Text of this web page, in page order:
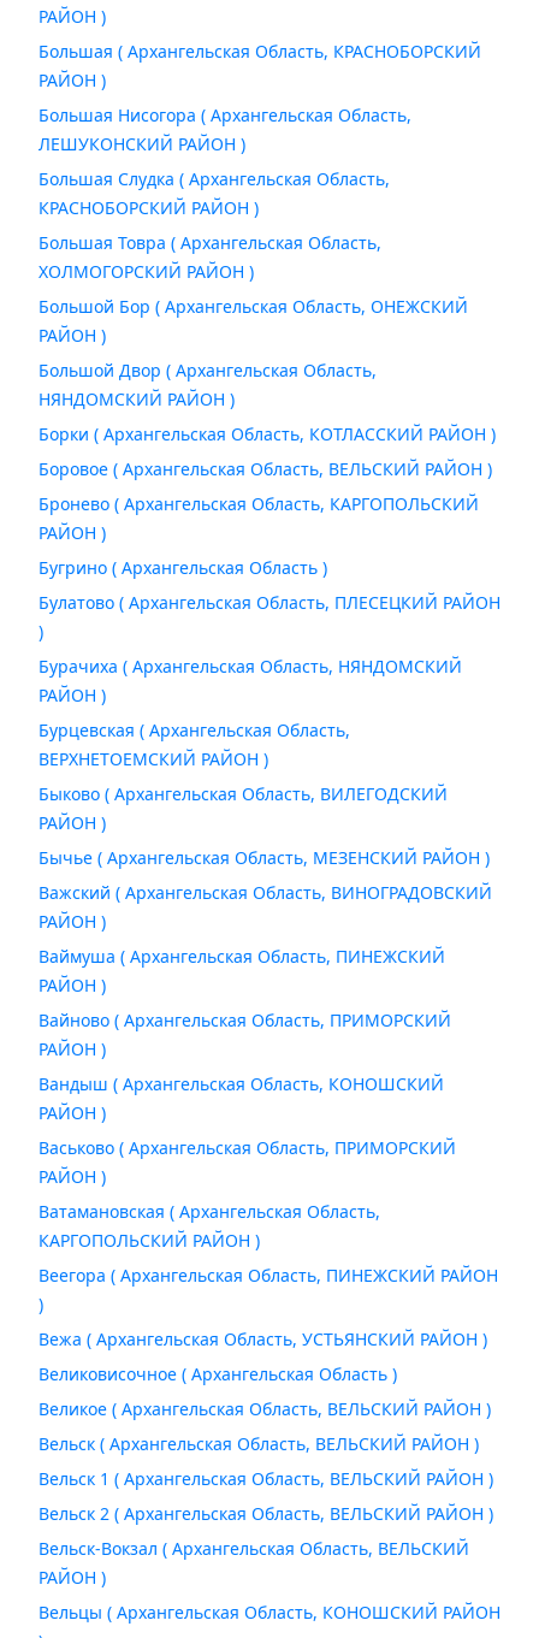
РАЙОН )
Большая ( Архангельская Область, КРАСНОБОРСКИЙ
РАЙОН )
Большая Нисогора ( Архангельская Область,
ЛЕШУКОНСКИЙ РАЙОН )
Большая Слудка ( Архангельская Область,
КРАСНОБОРСКИЙ РАЙОН )
Большая Товра ( Архангельская Область,
ХОЛМОГОРСКИЙ РАЙОН )
Большой Бор ( Архангельская Область, ОНЕЖСКИЙ
РАЙОН )
Большой Двор ( Архангельская Область,
НЯНДОМСКИЙ РАЙОН )
Борки ( Архангельская Область, КОТЛАССКИЙ РАЙОН )
Боровое ( Архангельская Область, ВЕЛЬСКИЙ РАЙОН )
Бронево ( Архангельская Область, КАРГОПОЛЬСКИЙ
РАЙОН )
Бугрино ( Архангельская Область )
Булатово ( Архангельская Область, ПЛЕСЕЦКИЙ РАЙОН
)
Бурачиха ( Архангельская Область, НЯНДОМСКИЙ
РАЙОН )
Бурцевская ( Архангельская Область,
ВЕРХНЕТОЕМСКИЙ РАЙОН )
Быково ( Архангельская Область, ВИЛЕГОДСКИЙ
РАЙОН )
Бычье ( Архангельская Область, МЕЗЕНСКИЙ РАЙОН )
Важский ( Архангельская Область, ВИНОГРАДОВСКИЙ
РАЙОН )
Ваймуша ( Архангельская Область, ПИНЕЖСКИЙ
РАЙОН )
Вайново ( Архангельская Область, ПРИМОРСКИЙ
РАЙОН )
Вандыш ( Архангельская Область, КОНОШСКИЙ
РАЙОН )
Васьково ( Архангельская Область, ПРИМОРСКИЙ
РАЙОН )
Ватамановская ( Архангельская Область,
КАРГОПОЛЬСКИЙ РАЙОН )
Веегора ( Архангельская Область, ПИНЕЖСКИЙ РАЙОН
)
Вежа ( Архангельская Область, УСТЬЯНСКИЙ РАЙОН )
Великовисочное ( Архангельская Область )
Великое ( Архангельская Область, ВЕЛЬСКИЙ РАЙОН )
Вельск ( Архангельская Область, ВЕЛЬСКИЙ РАЙОН )
Вельск 1 ( Архангельская Область, ВЕЛЬСКИЙ РАЙОН )
Вельск 2 ( Архангельская Область, ВЕЛЬСКИЙ РАЙОН )
Вельск-Вокзал ( Архангельская Область, ВЕЛЬСКИЙ
РАЙОН )
Вельцы ( Архангельская Область, КОНОШСКИЙ РАЙОН